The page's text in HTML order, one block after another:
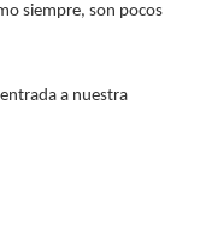
siempre, son pocos
a nuestra